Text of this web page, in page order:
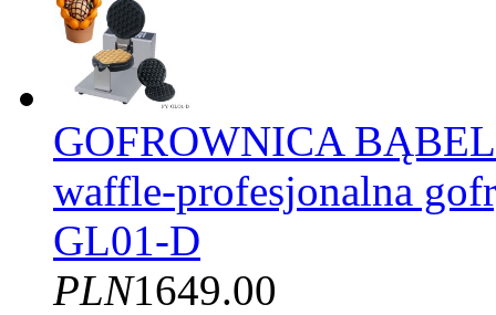
GOFROWNICA
waffle-profesjonalna
GL01-D
PLN1649.00